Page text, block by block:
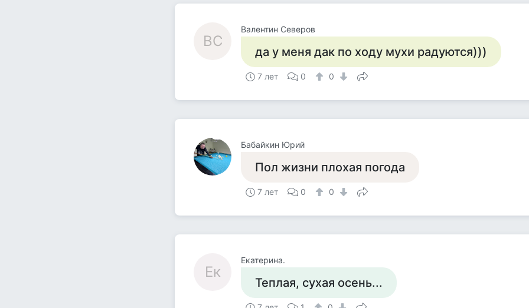
ВС
Валентин Северов
да у меня дак по ходу мухи радуются)))
7 лет 0 0
Бабайкин Юрий
Пол жизни плохая погода
7 лет 0 0
Ек
Екатерина.
Теплая, сухая осень...